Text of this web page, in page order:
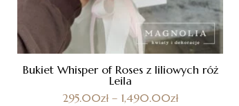
Bukiet Whisper of Roses z liliowych róż
Leila
295.00zł – 1,490.00zł